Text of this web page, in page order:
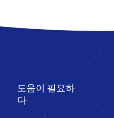
도움이 필요하
다